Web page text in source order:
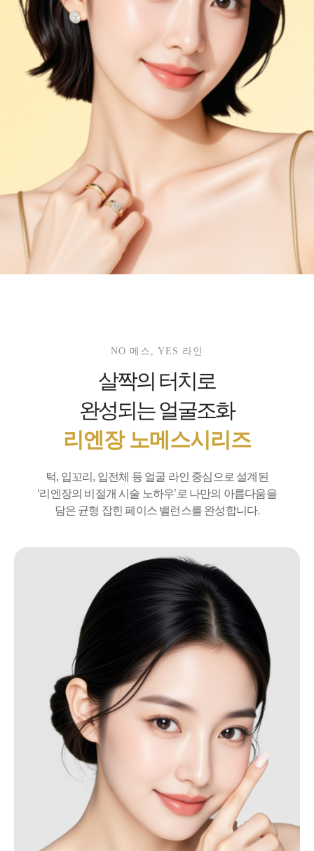
NO 메스, YES 라인
살짝의 터치로
완성되는 얼굴조화
리엔장 노메스시리즈
턱, 입꼬리, 입전체 등 얼굴 라인 중심으로 설계된
‘리엔장의 비절개 시술 노하우’로 나만의 아름다움을
담은 균형 잡힌 페이스 밸런스를 완성합니다.